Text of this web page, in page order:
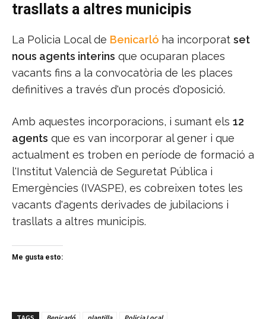
trasllats a altres municipis
La Policia Local de Benicarló ha incorporat set
nous agents interins que ocuparan places
vacants fins a la convocatòria de les places
definitives a través d'un procés d'oposició.
Amb aquestes incorporacions, i sumant els 12
agents que es van incorporar al gener i que
actualment es troben en període de formació a
l'Institut Valencià de Seguretat Pública i
Emergències (IVASPE), es cobreixen totes les
vacants d'agents derivades de jubilacions i
trasllats a altres municipis.
Me gusta esto: